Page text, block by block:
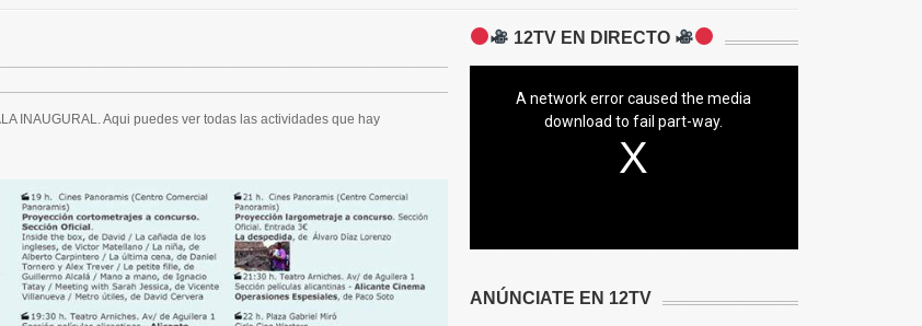
INAUGURAL. Aqui puedes ver todas las actividades que hay
12TV EN DIRECTO
A network error caused the media
download to fail part-way.
ANÚNCIATE EN 12TV